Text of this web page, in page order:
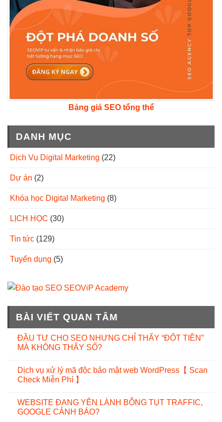
Bảng giá SEO tổng thể
DANH MỤC
Dịch Vụ Digital Marketing (22)
Dự án (2)
Khóa học Digital Marketing (8)
LỊCH HỌC (30)
Tin tức (129)
Tuyển dụng (5)
BÀI VIẾT QUAN TÂM
ĐẦU TƯ CHO SEO NHƯNG CHỈ THẤY “ĐỐT TIỀN”
MÀ KHÔNG THẤY SỐ?
Dịch vụ xử lý mã độc bảo mật web WordPress【 Scan
Check Miễn Phí 】
WEBSITE ĐANG YÊN LÀNH BỖNG TỤT TRAFFIC,
GOOGLE CẢNH BÁO?